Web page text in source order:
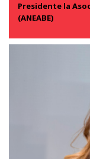
Presidente la
(ANEABE)